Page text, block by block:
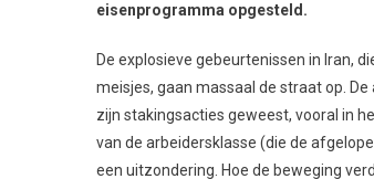
eisenprogramma opgesteld.
De explosieve gebeurtenissen in Iran,
meisjes, gaan massaal de straat op.
zijn stakingsacties geweest, vooral in
van de arbeidersklasse (die de
een uitzondering. Hoe de beweging